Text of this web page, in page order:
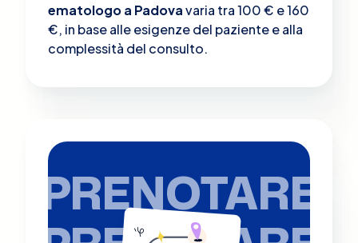
ematologo a Padovavaria tra 100 € e 160
€, in base alle esigenze del paziente e alla
complessità del consulto.
PRENOTARE